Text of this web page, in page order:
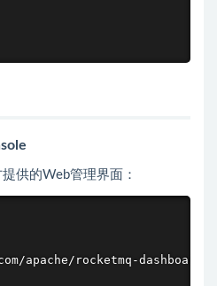
供的Web管理界面：
apache/rocketmq-